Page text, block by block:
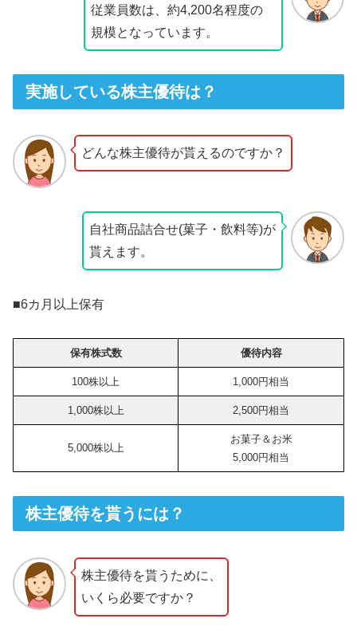
従業員数は、約4,200名程度の
規模となっています。
実施している株主優待は？
どんな株主優待が貰えるのですか？
自社商品詰合せ(菓子・飲料等)が
貰えます。
■6カ月以上保有
保有株式数 優待内容
100株以上 1,000円相当
1,000株以上 2,500円相当
5,000株以上
お菓子＆お米
5,000円相当
株主優待を貰うには？
株主優待を貰うために、
いくら必要ですか？